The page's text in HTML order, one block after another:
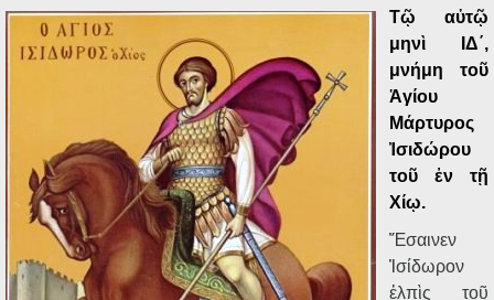
Τῷ αὐτῷ
μηνὶ ΙΔ΄,
μνήμη τοῦ
Ἁγίου
Μάρτυρος
Ἰσιδώρου
τοῦ ἐν τῇ
Χίῳ.
Ἔσαινεν
Ἰσίδωρον
ἐλπὶς τοῦ